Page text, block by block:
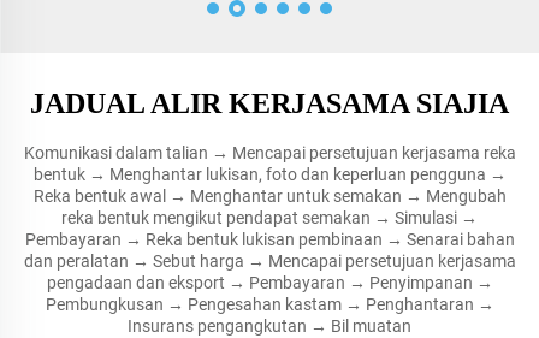
JADUAL ALIR KERJASAMA SIAJIA
Komunikasi dalam talian → Mencapai persetujuan kerjasama reka
bentuk → Menghantar lukisan, foto dan keperluan pengguna →
Reka bentuk awal → Menghantar untuk semakan → Mengubah
reka bentuk mengikut pendapat semakan → Simulasi →
Pembayaran → Reka bentuk lukisan pembinaan → Senarai bahan
dan peralatan → Sebut harga → Mencapai persetujuan kerjasama
pengadaan dan eksport → Pembayaran → Penyimpanan →
Pembungkusan → Pengesahan kastam → Penghantaran →
Insurans pengangkutan → Bil muatan